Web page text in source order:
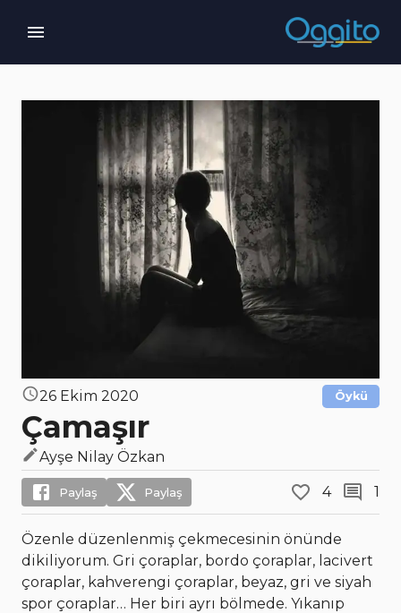
26 Ekim 2020 Öykü
Çamaşır
Ayşe Nilay Özkan
Paylaş Paylaş 4 1
Özenle düzenlenmiş çekmecesinin önünde
dikiliyorum. Gri çoraplar, bordo çoraplar, lacivert
çoraplar, kahverengi çoraplar, beyaz, gri ve siyah
spor çoraplar… Her biri ayrı bölmede. Yıkanıp